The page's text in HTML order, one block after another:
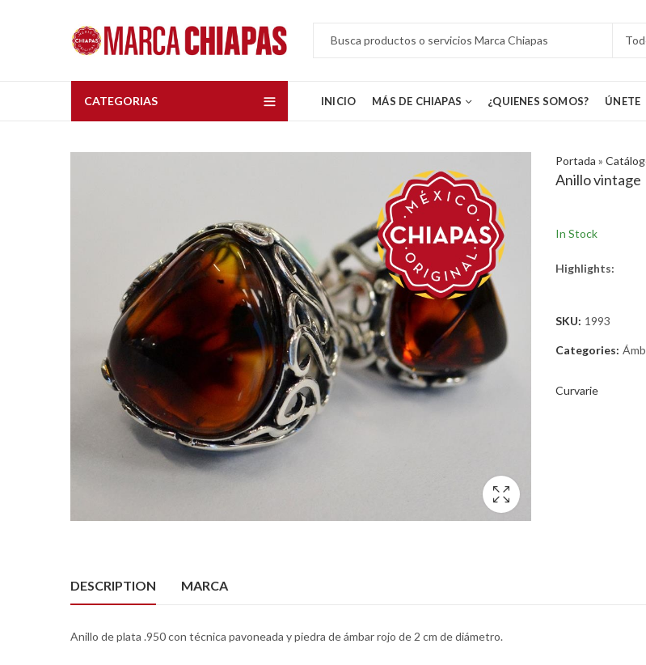
CATEGORIAS INICIO MÁS DE CHIAPAS ¿QUIENES SOMOS? ÚNETE
Portada »
Anillo vintage
In Stock
Highlights:
SKU: 1993
Categories:
Curvarie
DESCRIPTION MARCA
Anillo de plata .950 con técnica pavoneada y piedra de ámbar rojo de 2 cm de diámetro.